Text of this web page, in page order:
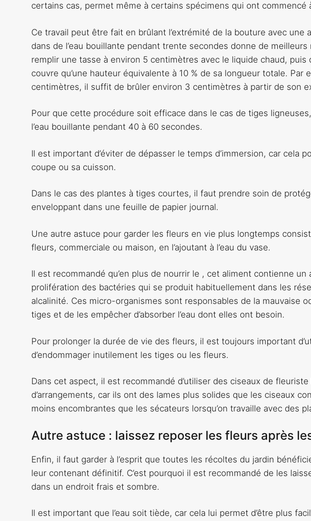
certains cas, permet même à certains spécimens qui ont
Ce travail peut être fait en brûlant l’extrémité de la bouture avec
dans de l’eau bouillante pendant trente secondes donne de
remplir une tasse à environ 5 centimètres avec le liquide chaud, puis
couvre qu’une hauteur équivalente à 10 % de sa longueur totale. Par
centimètres, il suffit de brûler environ 3 centimètres à partir de son
Pour que cette procédure soit efficace dans le cas de tiges
l’eau bouillante pendant 40 à 60 secondes.
Il est important d’éviter de dépasser le temps d’immersion, car cela
coupe ou sa cuisson.
Dans le cas des plantes à tiges courtes, il faut prendre soin de
enveloppant dans une feuille de papier journal.
Une autre astuce pour garder les fleurs en vie plus longtemps
fleurs, commerciale ou maison, en l’ajoutant à l’eau du vase.
Il est recommandé qu’en plus de nourrir le , cet aliment contienne
prolifération des bactéries qui se produit habituellement dans les
alcalinité. Ces micro-organismes sont responsables de la mauvaise
tiges et de les empêcher d’absorber l’eau dont elles ont besoin.
Pour prolonger la durée de vie des fleurs, il est toujours important
d’endommager inutilement les tiges ou les fleurs.
Dans cet aspect, il est recommandé d’utiliser des ciseaux de
d’arrangements, car ils ont des lames plus solides que les ciseaux
moins encombrantes que les sécateurs lorsqu’on travaille avec des
Autre astuce : laissez reposer les fleurs après
Enfin, il faut garder à l’esprit que toutes les récoltes du jardin
leur contenant définitif. C’est pourquoi il est recommandé de les
dans un endroit frais et sombre.
Il est important que l’eau soit tiède, car cela lui permet d’être plus